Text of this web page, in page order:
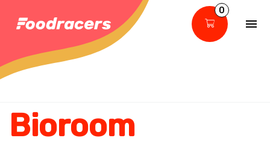
0
Bioroom